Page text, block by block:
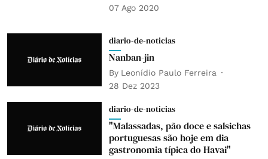
07 Ago 2020
diario-de-noticias
Nanban-jin
By Leonídio Paulo Ferreira
28 Dez 2023
diario-de-noticias
"Malassadas, pão doce e salsichas
portuguesas são hoje em dia
gastronomia típica do Havai"